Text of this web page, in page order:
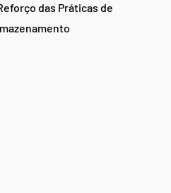
das Práticas de